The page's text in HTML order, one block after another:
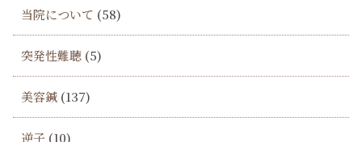
当院について (58)
突発性難聴 (5)
美容鍼 (137)
逆子 (10)